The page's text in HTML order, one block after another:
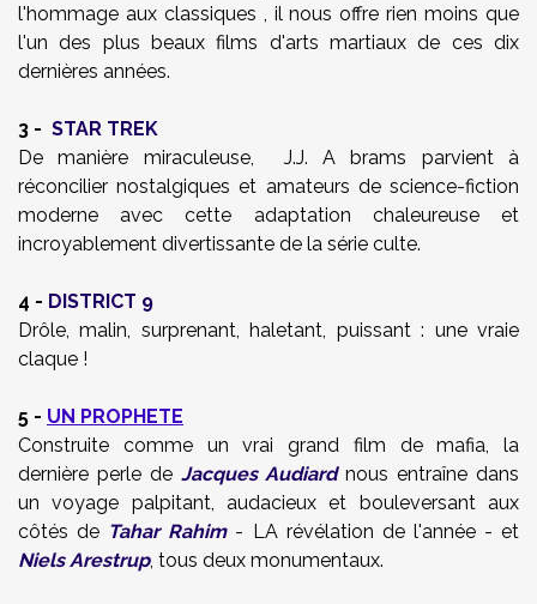
l'hommage aux classiques , il nous offre rien moins que
l'un des plus beaux films d'arts martiaux de ces dix
dernières années.
3 - STAR TREK
De manière miraculeuse, J.J. A brams parvient à
réconcilier nostalgiques et amateurs de science-fiction
moderne avec cette adaptation chaleureuse et
incroyablement divertissante de la série culte.
4 - DISTRICT 9
Drôle, malin, surprenant, haletant, puissant : une vraie
claque !
5 - UN PROPHETE
Construite comme un vrai grand film de mafia, la
dernière perle de Jacques Audiardnous entraîne dans
un voyage palpitant, audacieux et bouleversant aux
côtés de Tahar Rahim- LA révélation de l'année - et
Niels Arestrup, tous deux monumentaux.